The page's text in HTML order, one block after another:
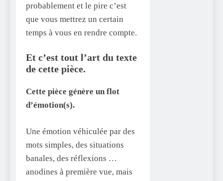
probablement et le pire c’est
que vous mettrez un certain
temps à vous en rendre compte.
Et c’est tout l’art du texte
de cette pièce.
Cette pièce génère un flot
d’émotion(s).
Une émotion véhiculée par des
mots simples, des situations
banales, des réflexions …
anodines à première vue, mais